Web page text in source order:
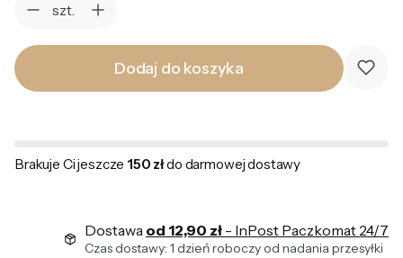
szt.
Dodaj do koszyka
Brakuje Ci jeszcze 150 złdo darmowej dostawy
Dostawa od 12,90 zł - InPost Paczkomat 24/7
Czas dostawy: 1 dzień roboczy od nadania przesyłki